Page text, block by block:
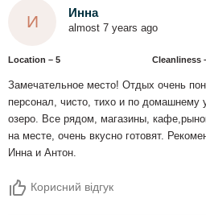
И Инна
almost 7 years ago
Location – 5 Сleanliness
Замечательное место! Отдых очень
персонал, чисто, тихо и по
озеро. Все рядом, магазины,
на месте, очень вкусно готовят.
Инна и Антон.
Корисний відгук